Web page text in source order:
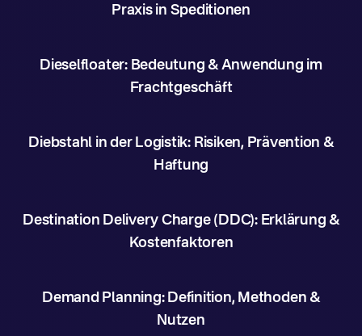
Praxis in Speditionen
Dieselfloater: Bedeutung & Anwendung im
Frachtgeschäft
Diebstahl in der Logistik: Risiken, Prävention &
Haftung
Destination Delivery Charge (DDC): Erklärung &
Kostenfaktoren
Demand Planning: Definition, Methoden &
Nutzen